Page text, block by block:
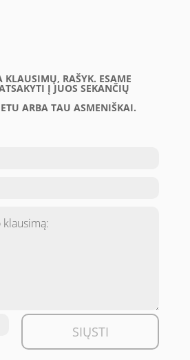
KLAUSIMŲ, RAŠYK. ESAME
Į JUOS SEKANČIŲ
ARBA TAU ASMENIŠKAI.
SIŲSTI